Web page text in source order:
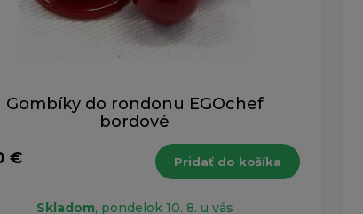
Gombíky do rondonu EGOchef
bordové
€
Pridať do košíka
Skladom, pondelok 10. 8. u vás